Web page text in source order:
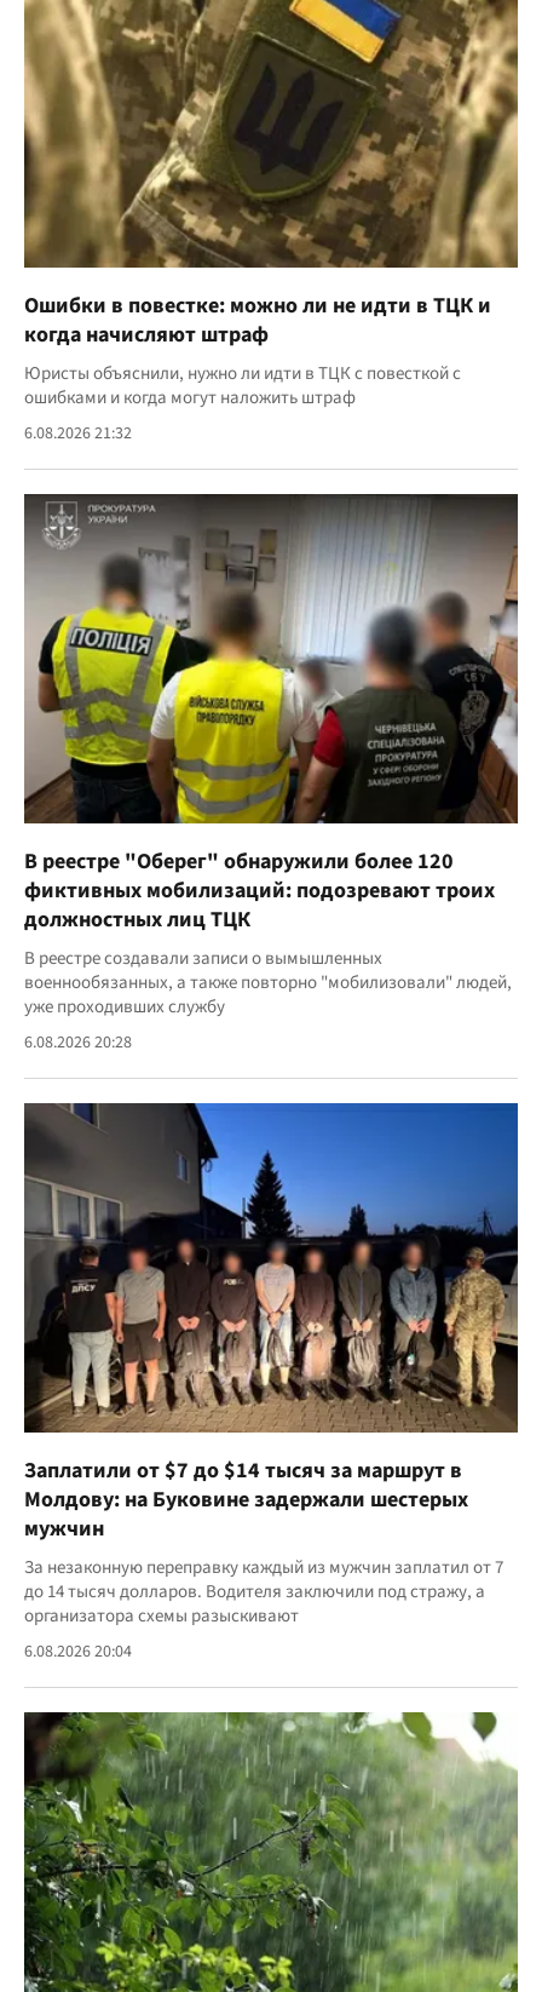
Ошибки в повестке: можно ли не идти в ТЦК и
когда начисляют штраф
Юристы объяснили, нужно ли идти в ТЦК с повесткой с
ошибками и когда могут наложить штраф
6.08.2026 21:32
В реестре "Оберег" обнаружили более 120
фиктивных мобилизаций: подозревают троих
должностных лиц ТЦК
В реестре создавали записи о вымышленных
военнообязанных, а также повторно "мобилизовали" людей,
уже проходивших службу
6.08.2026 20:28
Заплатили от $7 до $14 тысяч за маршрут в
Молдову: на Буковине задержали шестерых
мужчин
За незаконную переправку каждый из мужчин заплатил от 7
до 14 тысяч долларов. Водителя заключили под стражу, а
организатора схемы разыскивают
6.08.2026 20:04